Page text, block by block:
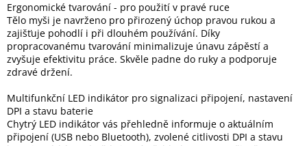
Ergonomické tvarování - pro použití v pravé ruce
Tělo myši je navrženo pro přirozený úchop pravou rukou a
zajišťuje pohodlí i při dlouhém používání. Díky
propracovanému tvarování minimalizuje únavu zápěstí a
zvyšuje efektivitu práce. Skvěle padne do ruky a podporuje
zdravé držení.
Multifunkční LED indikátor pro signalizaci připojení, nastavení
DPI a stavu baterie
Chytrý LED indikátor vás přehledně informuje o aktuálním
připojení (USB nebo Bluetooth), zvolené citlivosti DPI a stavu